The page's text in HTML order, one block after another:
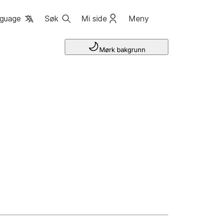
Søk Mi side Meny
Mørk bakgrunn